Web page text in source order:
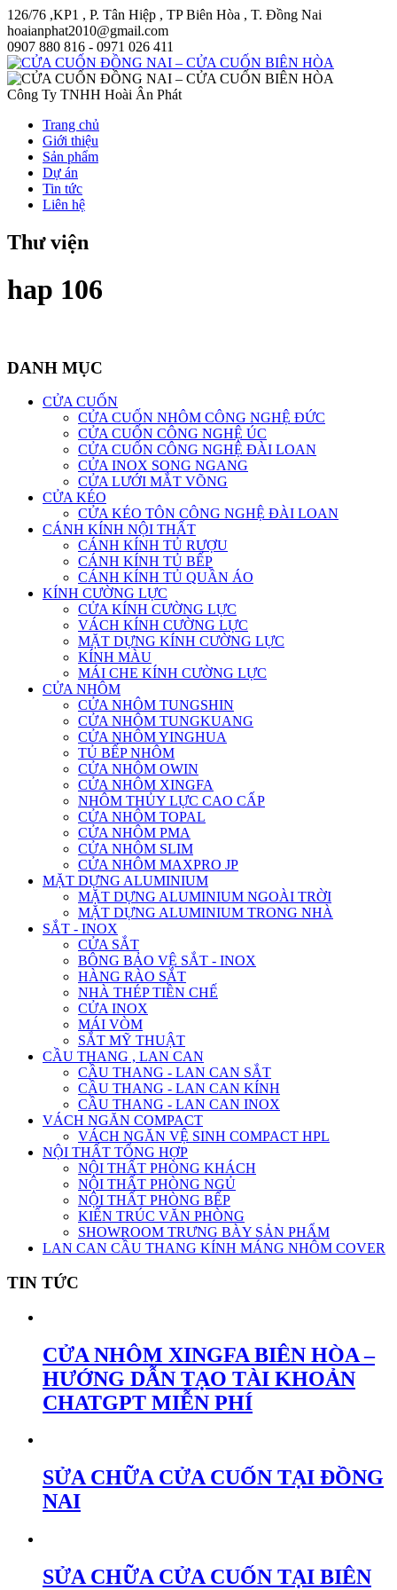
126/76 ,KP1 , P. Tân Hiệp , TP Biên Hòa , T. Đồng Nai
hoaianphat2010@gmail.com
0907 880 816 - 0971 026 411
Công Ty TNHH Hoài Ân Phát
Trang chủ
Giới thiệu
Sản phẩm
Dự án
Tin tức
Liên hệ
Thư viện
hap 106
DANH MỤC
CỬA CUỐN
CỬA CUỐN NHÔM CÔNG NGHỆ ĐỨC
CỬA CUỐN CÔNG NGHỆ ÚC
CỬA CUỐN CÔNG NGHỆ ĐÀI LOAN
CỬA INOX SONG NGANG
CỬA LƯỚI MẮT VÕNG
CỬA KÉO
CỬA KÉO TÔN CÔNG NGHỆ ĐÀI LOAN
CÁNH KÍNH NỘI THẤT
CÁNH KÍNH TỦ RƯỢU
CÁNH KÍNH TỦ BẾP
CÁNH KÍNH TỦ QUẦN ÁO
KÍNH CƯỜNG LỰC
CỬA KÍNH CƯỜNG LỰC
VÁCH KÍNH CƯỜNG LỰC
MẶT DỰNG KÍNH CƯỜNG LỰC
KÍNH MÀU
MÁI CHE KÍNH CƯỜNG LỰC
CỬA NHÔM
CỬA NHÔM TUNGSHIN
CỬA NHÔM TUNGKUANG
CỬA NHÔM YINGHUA
TỦ BẾP NHÔM
CỬA NHÔM OWIN
CỬA NHÔM XINGFA
NHÔM THỦY LỰC CAO CẤP
CỬA NHÔM TOPAL
CỬA NHÔM PMA
CỬA NHÔM SLIM
CỬA NHÔM MAXPRO JP
MẶT DỰNG ALUMINIUM
MẶT DỰNG ALUMINIUM NGOÀI TRỜI
MẶT DỰNG ALUMINIUM TRONG NHÀ
SẮT - INOX
CỬA SẮT
BÔNG BẢO VỆ SẮT - INOX
HÀNG RÀO SẮT
NHÀ THÉP TIỀN CHẾ
CỬA INOX
MÁI VÒM
SẮT MỸ THUẬT
CẦU THANG , LAN CAN
CẦU THANG - LAN CAN SẮT
CẦU THANG - LAN CAN KÍNH
CẦU THANG - LAN CAN INOX
VÁCH NGĂN COMPACT
VÁCH NGĂN VỆ SINH COMPACT HPL
NỘI THẤT TỔNG HỢP
NỘI THẤT PHÒNG KHÁCH
NỘI THẤT PHÒNG NGỦ
NỘI THẤT PHÒNG BẾP
KIẾN TRÚC VĂN PHÒNG
SHOWROOM TRƯNG BÀY SẢN PHẨM
LAN CAN CẦU THANG KÍNH MÁNG NHÔM COVER
TIN TỨC
CỬA NHÔM XINGFA BIÊN HÒA –
HƯỚNG DẪN TẠO TÀI KHOẢN
CHATGPT MIỄN PHÍ
SỬA CHỮA CỬA CUỐN TẠI ĐỒNG
NAI
SỬA CHỮA CỬA CUỐN TẠI BIÊN